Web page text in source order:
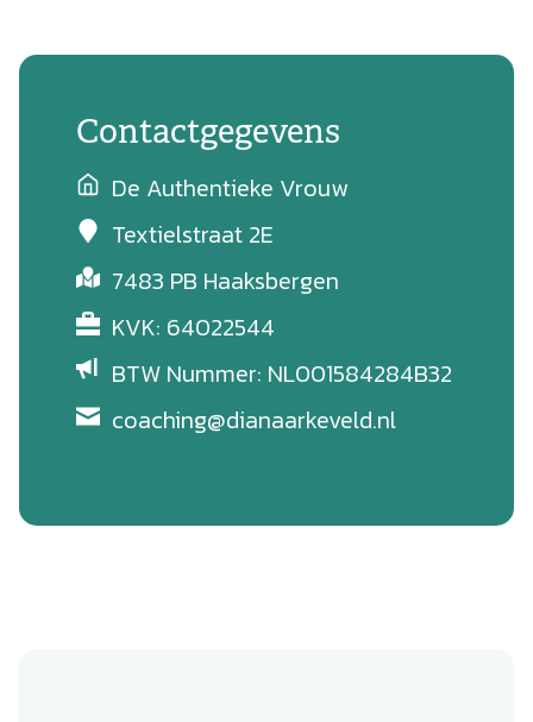
Contactgegevens
De Authentieke Vrouw
Textielstraat 2E
7483 PB Haaksbergen
KVK: 64022544
BTW Nummer: NL001584284B32
coaching@dianaarkeveld.nl